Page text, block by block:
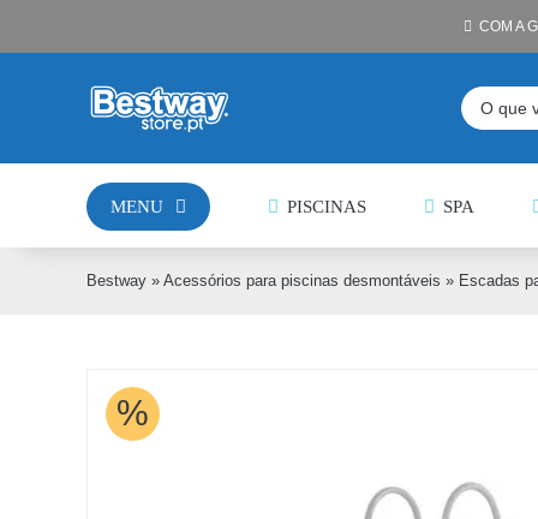
to
PISCINAS SPA
MENU
COM A
Pesquisar
Bestway» Acessórios para piscinas desmontáveis » Escadas
%